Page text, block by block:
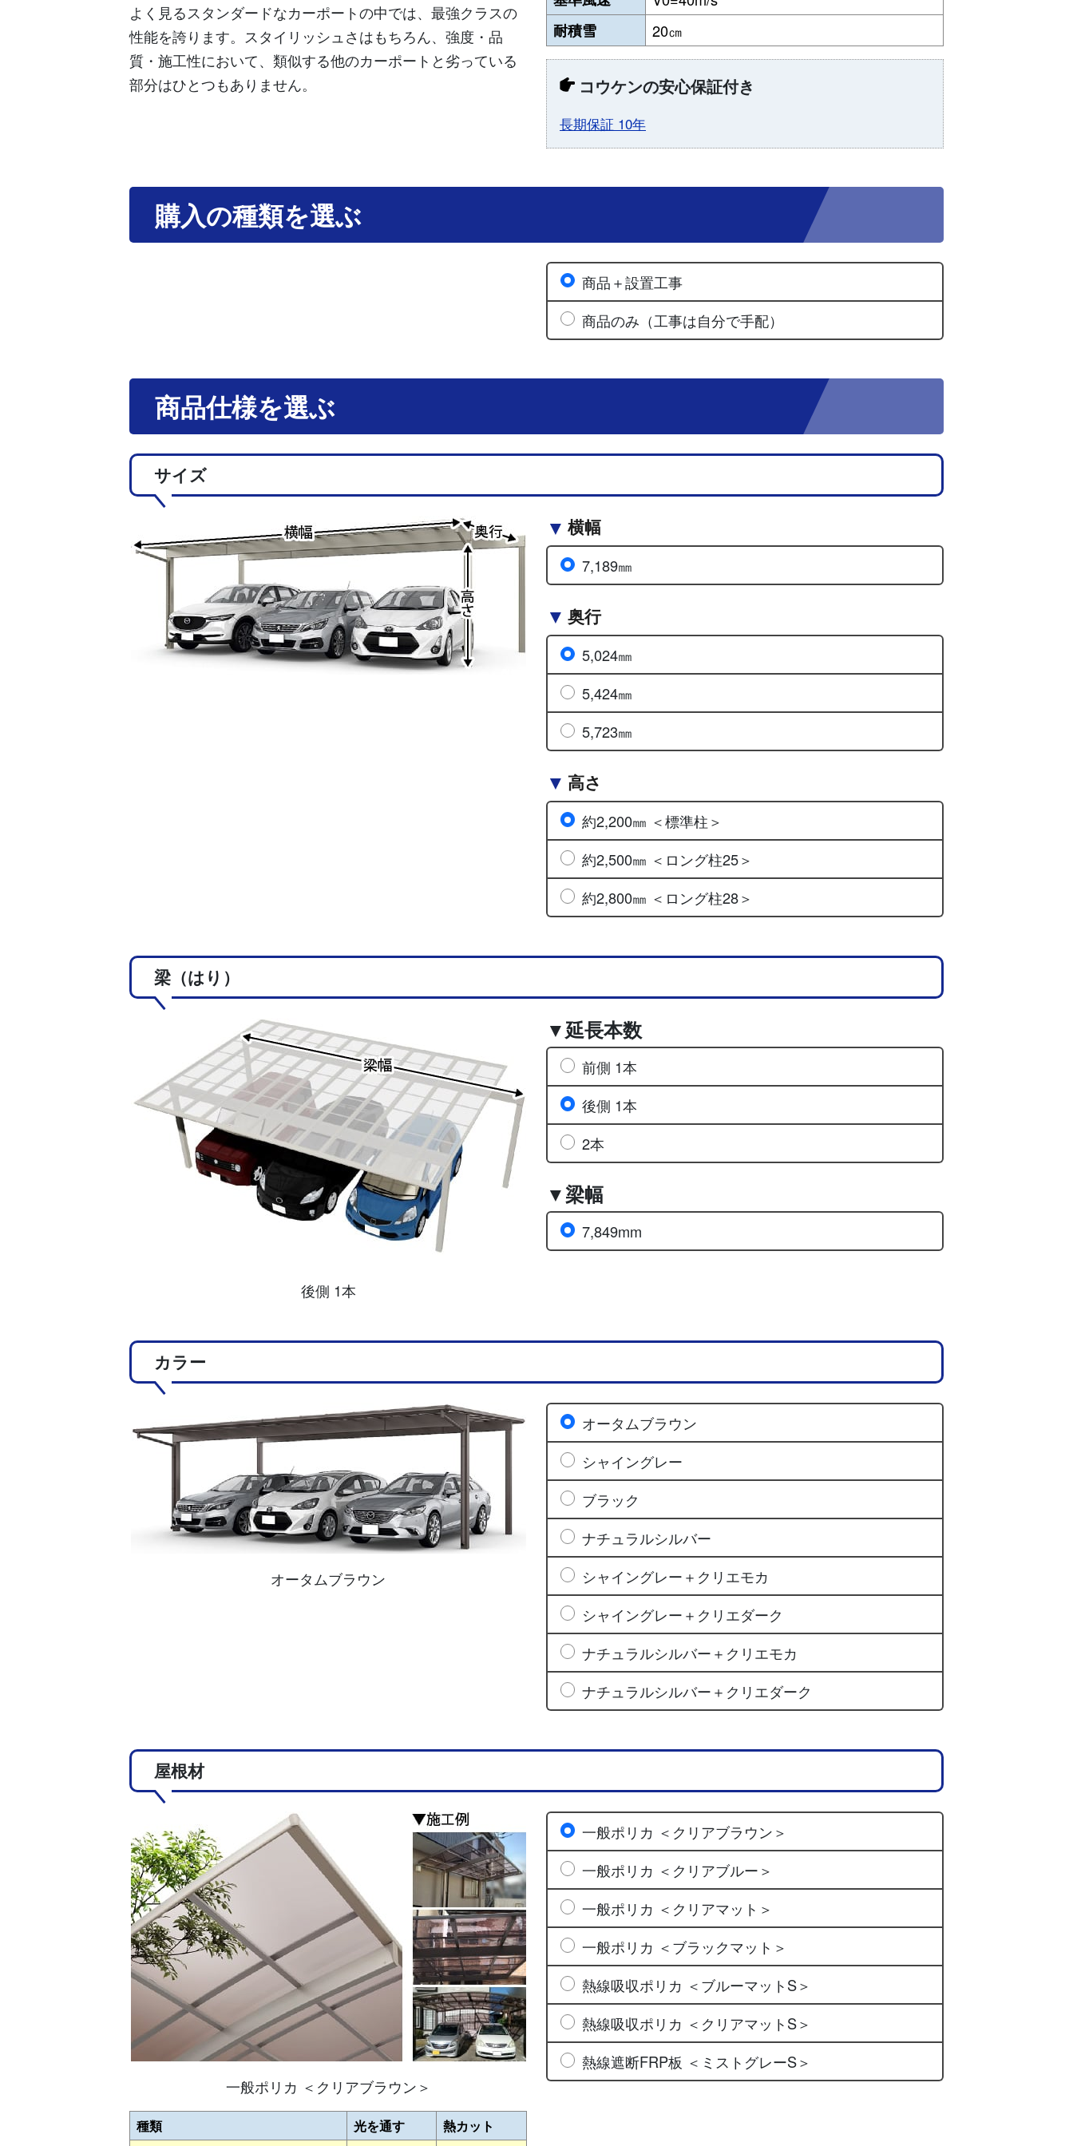
よく見るスタンダードなカーポートの中では、最強クラスの
性能を誇ります。スタイリッシュさはもちろん、強度・品
質・施工性において、類似する他のカーポートと劣っている
部分はひとつもありません。
耐積雪 20㎝
コウケンの安心保証付き
長期保証 10年
購入の種類を選ぶ
商品＋設置工事
商品のみ（工事は自分で手配）
商品仕様を選ぶ
サイズ
横幅
7,189㎜
奥行
5,024㎜
5,424㎜
5,723㎜
高さ
約2,200㎜ ＜標準柱＞
約2,500㎜ ＜ロング柱25＞
約2,800㎜ ＜ロング柱28＞
梁（はり）
後側 1本
▼延長本数
前側 1本
後側 1本
2本
▼梁幅
7,849mm
カラー
オータムブラウン
オータムブラウン
シャイングレー
ブラック
ナチュラルシルバー
シャイングレー＋クリエモカ
シャイングレー＋クリエダーク
ナチュラルシルバー＋クリエモカ
ナチュラルシルバー＋クリエダーク
屋根材
一般ポリカ ＜クリアブラウン＞
種類 光を通す
熱カット
一般ポリカ ＜クリアブラウン＞
一般ポリカ ＜クリアブルー＞
一般ポリカ ＜クリアマット＞
一般ポリカ ＜ブラックマット＞
熱線吸収ポリカ ＜ブルーマットS＞
熱線吸収ポリカ ＜クリアマットS＞
熱線遮断FRP板 ＜ミストグレーS＞